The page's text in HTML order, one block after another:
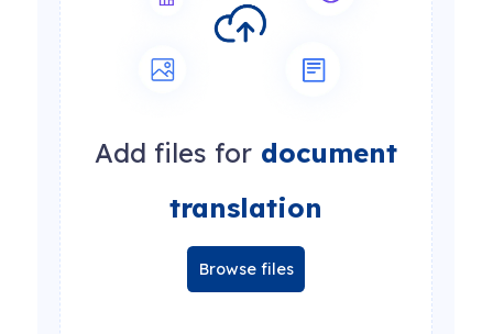
Add files for document
translation
Browse files